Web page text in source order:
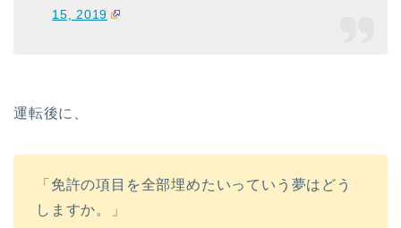
15, 2019
運転後に、
「免許の項目を全部埋めたいっていう夢はどう
しますか。」